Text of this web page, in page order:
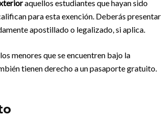
aquellos estudiantes que hayan sido
para esta exención. Deberás presentar
apostillado o legalizado, si aplica.
menores que se encuentren bajo la
tienen derecho a un pasaporte gratuito.